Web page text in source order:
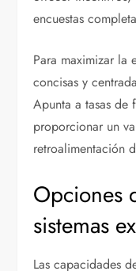
encuestas
Para maximizar la
concisas y
Apunta a tasas
proporcionar un
retroalimentación
Opciones
sistemas
Las capacidades